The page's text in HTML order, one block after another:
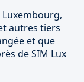
autres tiers
et que
de SIM Lux